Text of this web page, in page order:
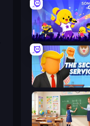
SongPop GO
The Secret Service